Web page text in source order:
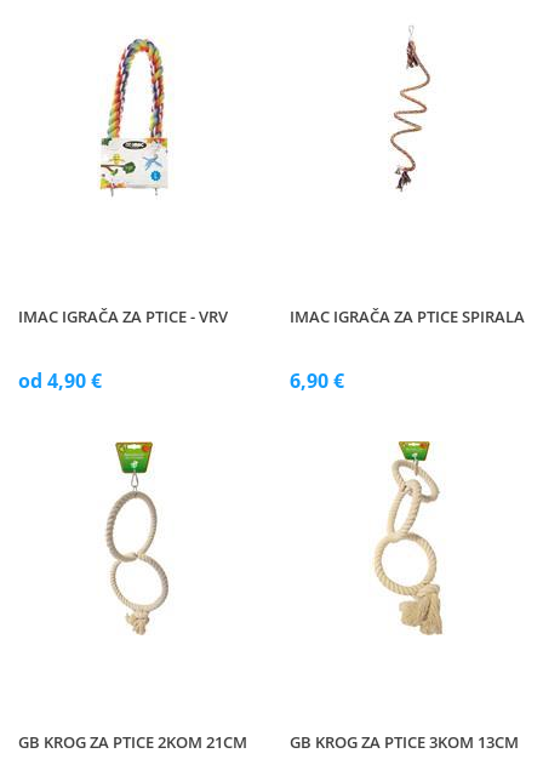
IMAC IGRAČA ZA PTICE - VRV
od 4,90 €
IMAC IGRAČA ZA PTICE SPIRALA
6,90 €
GB KROG ZA PTICE 2KOM 21CM GB KROG ZA PTICE 3KOM 13CM